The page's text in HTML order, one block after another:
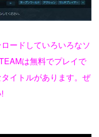
ードしていろいろなソ
は無料でプレイで
イトルがあります。ぜ